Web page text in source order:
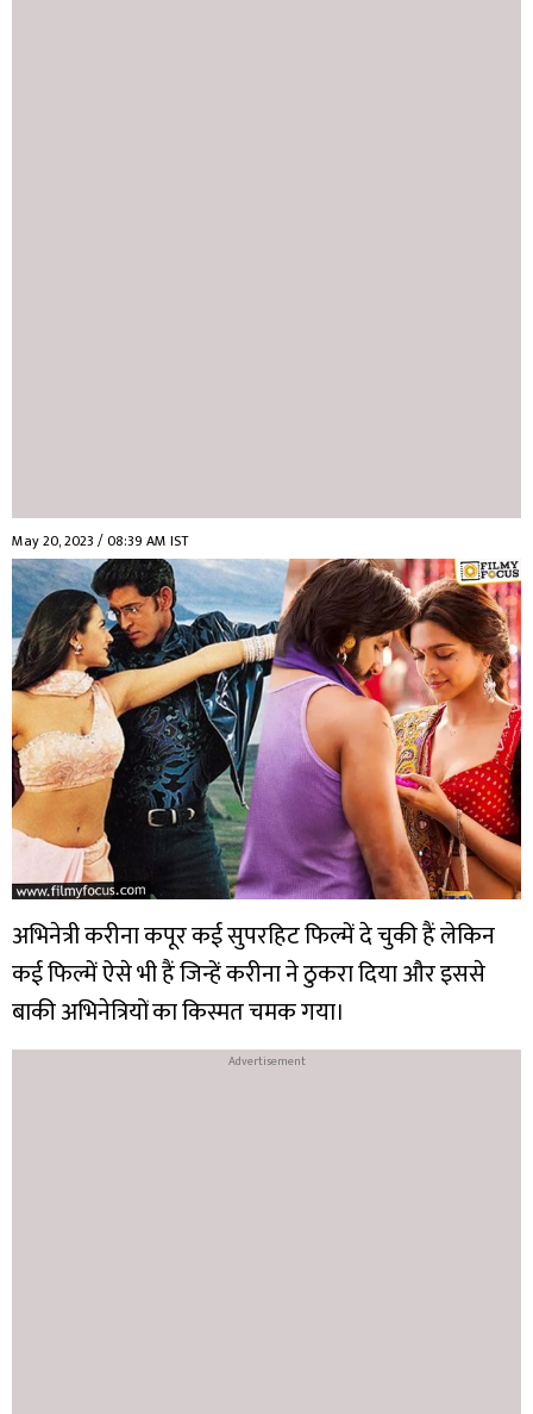
May 20, 2023 / 08:39 AM IST
अभिनेत्री करीना कपूर कई सुपरहिट फिल्में दे चुकी हैं लेकिन
कई फिल्में ऐसे भी हैं जिन्हें करीना ने ठुकरा दिया और इससे
बाकी अभिनेत्रियों का किस्मत चमक गया।